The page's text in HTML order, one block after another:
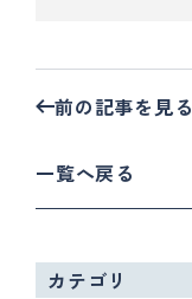
前の記事を見る
一覧へ戻る
カテゴリ